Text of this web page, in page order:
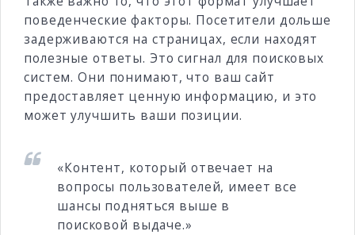
поведенческие факторы. Посетители дольше
задерживаются на страницах, если находят
полезные ответы. Это сигнал для поисковых
систем. Они понимают, что ваш сайт
предоставляет ценную информацию, и это
может улучшить ваши позиции.
«Контент, который отвечает на
вопросы пользователей, имеет все
шансы подняться выше в
поисковой выдаче.»